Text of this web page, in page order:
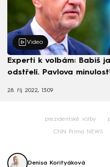
Video
Experti k volbám: Babiš
odstřelí. Pavlova
28. říj 2022, 13:09
prezidentské volby
CNN Prima NEWS
Denisa Korityáková